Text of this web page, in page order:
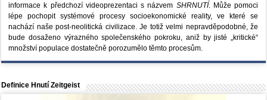
informace k předchozí videoprezentaci s názvem SHRNUTÍ. Může pomoci
lépe pochopit systémové procesy socioekonomické reality, ve které se
nachází naše post-neolitická civilizace. Je totiž velmi nepravděpodobné, že
bude dosaženo výrazného společenského pokroku, aniž by jisté „kritické“
množství populace dostatečně porozumělo těmto procesům.
Definice Hnutí Zeitgeist